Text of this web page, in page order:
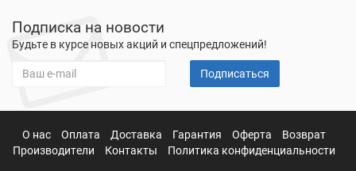
Подписка на новости
Будьте в курсе новых акций и спецпредложений!
Подписаться
О нас Оплата Доставка Гарантия Оферта
Возврат
Производители
Контакты Политика конфиденциальности